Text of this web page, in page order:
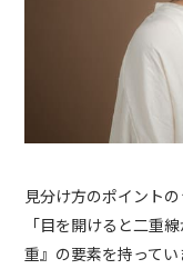
見分け方のポイント
「目を開けると二重
重』の要素を持って